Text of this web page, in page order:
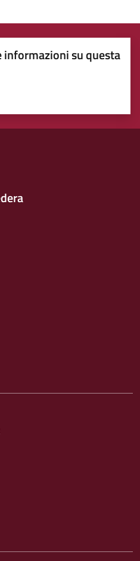
informazioni su questa
su 5
5